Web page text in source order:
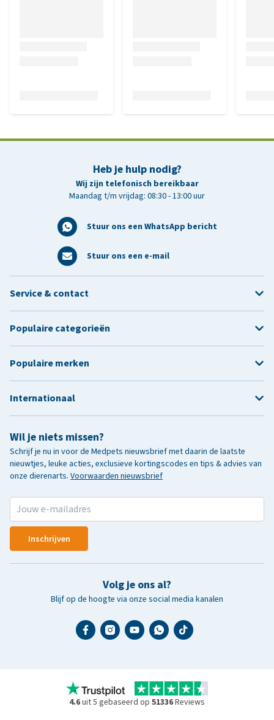
Heb je hulp nodig?
Wij zijn telefonisch bereikbaar
Maandag t/m vrijdag: 08:30 - 13:00 uur
Stuur ons een WhatsApp bericht
Stuur ons een e-mail
Wil je niets missen?
Schrijf je nu in voor de Medpets nieuwsbrief met daarin de laatste
nieuwtjes, leuke acties, exclusieve kortingscodes en tips & advies van
onze dierenarts. Voorwaarden nieuwsbrief
Inschrijven
Volg je ons al?
Blijf op de hoogte via onze social media kanalen
Service & contact
Populaire categorieën
Populaire merken
Internationaal
4.6uit 5 gebaseerd op 51336Reviews